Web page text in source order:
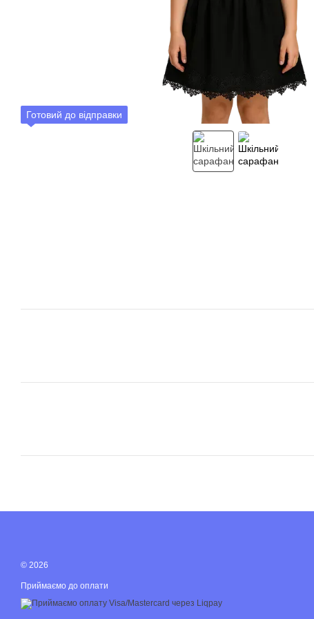
Готовий до відправки
© 2026
Приймаємо до оплати